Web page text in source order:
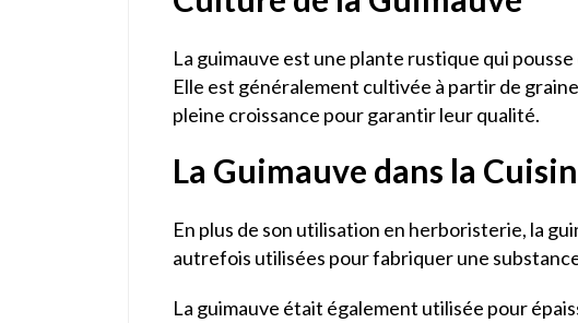
La guimauve est une plante rustique qui
Elle est généralement cultivée à partir de
pleine croissance pour garantir leur qualité.
La Guimauve dans la
En plus de son utilisation en herboristerie, la
autrefois utilisées pour fabriquer une
La guimauve était également utilisée pour